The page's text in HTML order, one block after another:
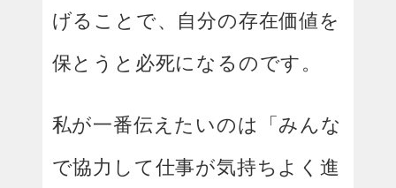
げることで、自分の存在価値を
保とうと必死になるのです。
私が一番伝えたいのは「みんな
で協力して仕事が気持ちよく進